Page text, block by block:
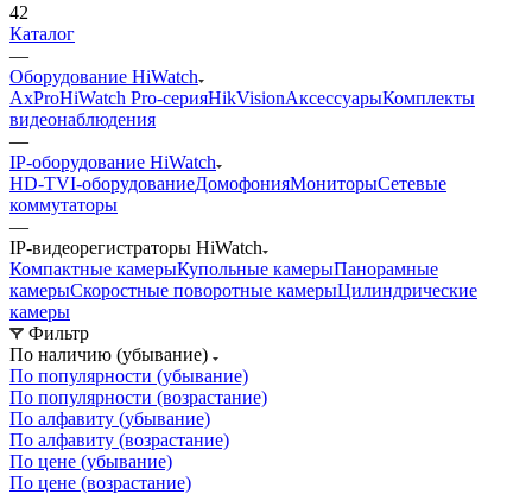
42
Каталог
—
Оборудование HiWatch
AxProHiWatch Pro-серияHikVisionАксессуарыКомплекты
видеонаблюдения
—
IP-оборудование HiWatch
HD-TVI-оборудованиеДомофонияМониторыСетевые
коммутаторы
—
IP-видеорегистраторы HiWatch
Компактные камерыКупольные камерыПанорамные
камерыСкоростные поворотные камерыЦилиндрические
камеры
Фильтр
По наличию (убывание)
По популярности (убывание)
По популярности (возрастание)
По алфавиту (убывание)
По алфавиту (возрастание)
По цене (убывание)
По цене (возрастание)